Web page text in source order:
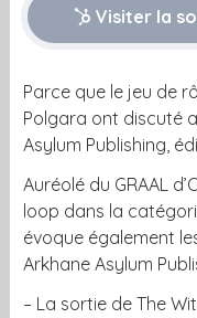
Visiter la
Parce que le jeu de
Polgara ont discuté
Asylum Publishing,
Auréolé du GRAAL
loop dans la
évoque également
Arkhane Asylum
– La sortie de The